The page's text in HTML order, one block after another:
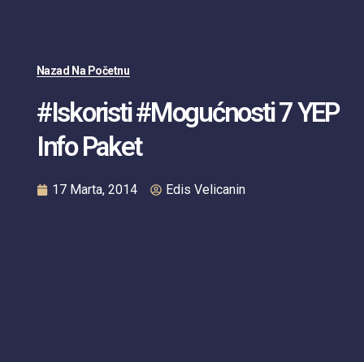
Nazad Na Početnu
#Iskoristi #mogućnosti 7 YEP
Info Paket
17 Marta, 2014 Edis Velicanin